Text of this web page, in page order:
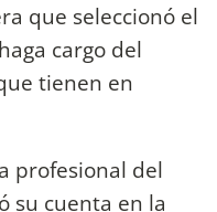
que seleccionó el
cargo del
tienen en
profesional del
su cuenta en la